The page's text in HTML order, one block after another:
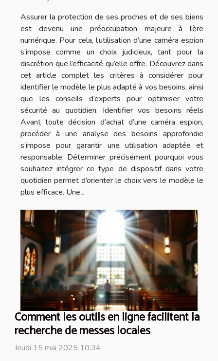
Assurer la protection de ses proches et de ses biens
est devenu une préoccupation majeure à l’ère
numérique. Pour cela, l’utilisation d’une caméra espion
s’impose comme un choix judicieux, tant pour la
discrétion que l’efficacité qu’elle offre. Découvrez dans
cet article complet les critères à considérer pour
identifier le modèle le plus adapté à vos besoins, ainsi
que les conseils d’experts pour optimiser votre
sécurité au quotidien. Identifier vos besoins réels
Avant toute décision d’achat d’une caméra espion,
procéder à une analyse des besoins approfondie
s’impose pour garantir une utilisation adaptée et
responsable. Déterminer précisément pourquoi vous
souhaitez intégrer ce type de dispositif dans votre
quotidien permet d’orienter le choix vers le modèle le
plus efficace. Une...
Comment les outils en ligne facilitent la
recherche de messes locales
Jeudi 15 mai 2025 10:34